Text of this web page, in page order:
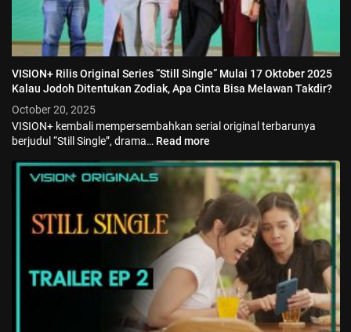
VISION+ Rilis Original Series “Still Single” Mulai 17 Oktober 2025
Kalau Jodoh Ditentukan Zodiak, Apa Cinta Bisa Melawan Takdir?
October 20, 2025
VISION+ kembali mempersembahkan serial original terbarunya
berjudul “Still Single”, drama… Read more